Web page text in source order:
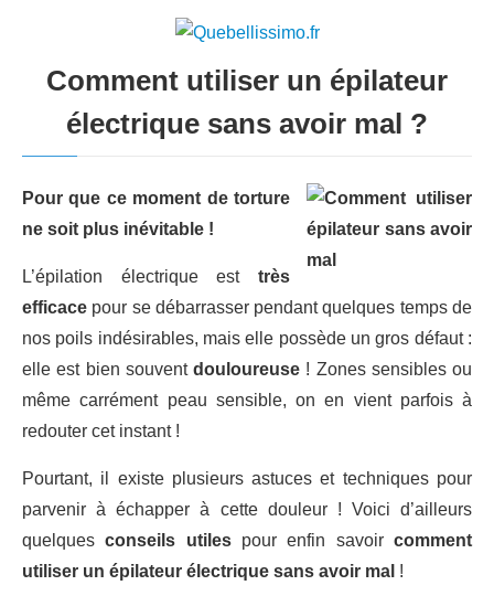
Comment utiliser un épilateur
électrique sans avoir mal ?
Pour que ce moment de torture
ne soit plus inévitable !
L’épilation électrique est très
efficace pour se débarrasser pendant quelques temps de
nos poils indésirables, mais elle possède un gros défaut :
elle est bien souvent douloureuse ! Zones sensibles ou
même carrément peau sensible, on en vient parfois à
redouter cet instant !
Pourtant, il existe plusieurs astuces et techniques pour
parvenir à échapper à cette douleur ! Voici d’ailleurs
quelquesconseils utilespour enfin savoircomment
utiliser un épilateur électrique sans avoir mal !